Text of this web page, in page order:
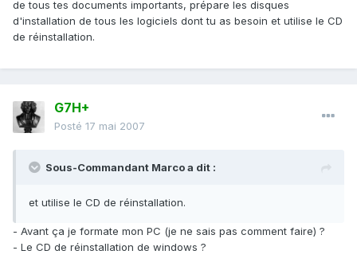
de tous tes documents importants, prépare les disques
d'installation de tous les logiciels dont tu as besoin et utilise le CD
de réinstallation.
G7H+
Posté 17 mai 2007
Sous-Commandant Marco a dit :
et utilise le CD de réinstallation.
- Avant ça je formate mon PC (je ne sais pas comment faire) ?
- Le CD de réinstallation de windows ?